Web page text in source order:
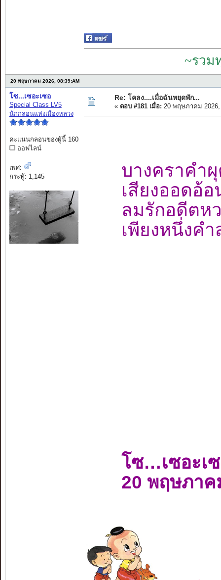
~รวม
20 พฤษภาคม 2026, 08:39:AM
โซ...เซอะเซอ
Special Class LV5
นักกลอนแห่งเมืองหลวง
คะแนนกลอนของผู้นี้ 160
ออฟไลน์
เพศ:
กระทู้: 1,145
Re: โคลง....เมื่อฉันหยุดพัก...
« ตอบ #181 เมื่อ: 20 พฤษภาคม 2026,
บางคราค
เสียงออดอ้
ลมรักอดีต
เพียงหนึ่งค
โซ…เซอะเ
20 พฤษภาค